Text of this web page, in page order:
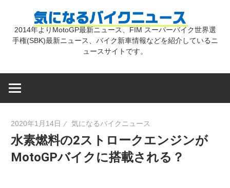
気
バ
2014年よりMotoGP最新ニュース、FIM スーパーバイク世界選
手権(SBK)最新ニュース、バイク新車情報などを紹介しているニ
ュースサイトです。
2020年1月14日 気になるバイクニュース
水素燃料の2ストロークエンジンが
MotoGPバイクに搭載される？